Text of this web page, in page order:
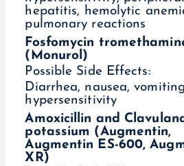
hepatitis, hemolytic
pulmonary reactions
Fosfomycin
(Monurol)
Possible Side Effects:
Diarrhea, nausea,
hypersensitivity
Amoxicillin and
potassium (Augmentin,
Augmentin ES-600,
XR)